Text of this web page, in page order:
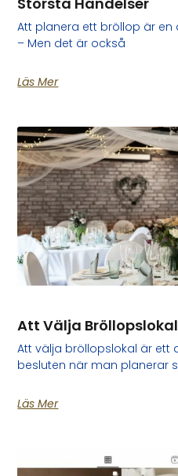
Att planera ett bröllop är
– Men det är också
Läs Mer
Att Välja Bröllopslokal
Att välja bröllopslokal är ett
besluten när man planerar
Läs Mer